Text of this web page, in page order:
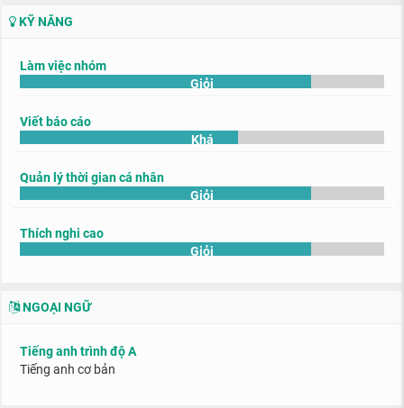
KỸ NĂNG
Làm việc nhóm
Giỏi
Viết báo cáo
Khá
Quản lý thời gian cá nhân
Giỏi
Thích nghi cao
Giỏi
NGOẠI NGỮ
Tiếng anh trình độ A
Tiếng anh cơ bản